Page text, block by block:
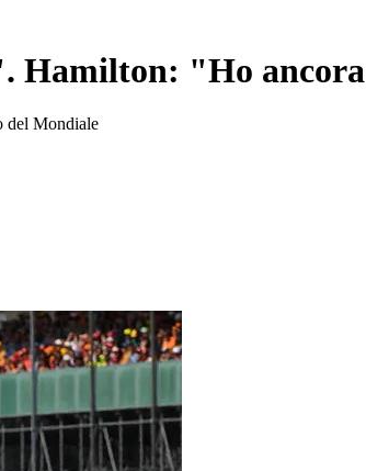
Hamilton: "Ho
del Mondiale